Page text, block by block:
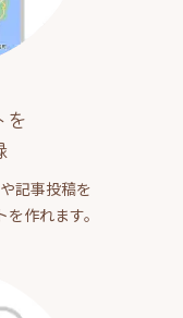
を
記事投稿を
作れます。